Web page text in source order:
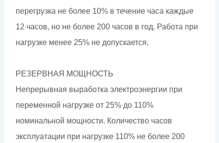
перегрузка не более 10% в течение часа каждые
12 часов, но не более 200 часов в год. Работа при
нагрузке менее 25% не допускается.
РЕЗЕРВНАЯ МОЩНОСТЬ
Непрерывная выработка электроэнергии при
переменной нагрузке от 25% до 110%
номинальной мощности. Количество часов
эксплуатации при нагрузке 110% не более 200